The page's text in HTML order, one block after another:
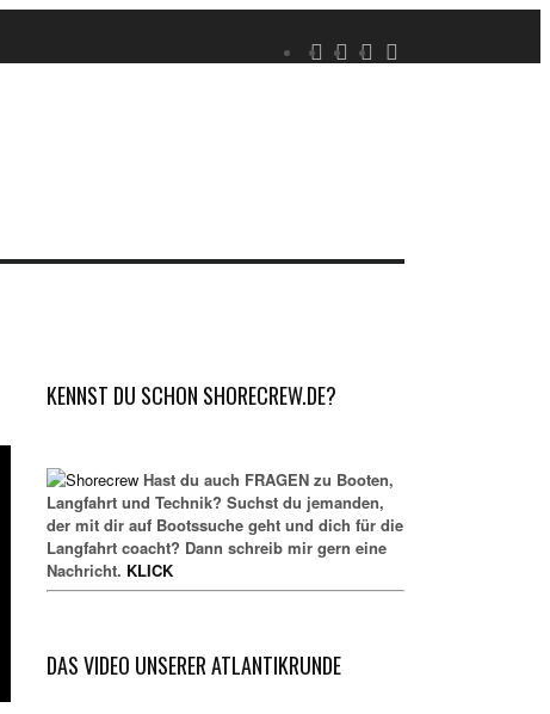
KENNST DU SCHON SHORECREW.DE?
Hast du auch FRAGEN zu Booten,
Langfahrt und Technik? Suchst du jemanden,
der mit dir auf Bootssuche geht und dich für die
Langfahrt coacht? Dann schreib mir gern eine
Nachricht. KLICK
DAS VIDEO UNSERER ATLANTIKRUNDE